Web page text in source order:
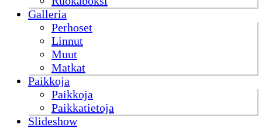
Galleria
Perhoset
Linnut
Muut
Matkat
Paikkoja
Paikkoja
Paikkatietoja
Slideshow